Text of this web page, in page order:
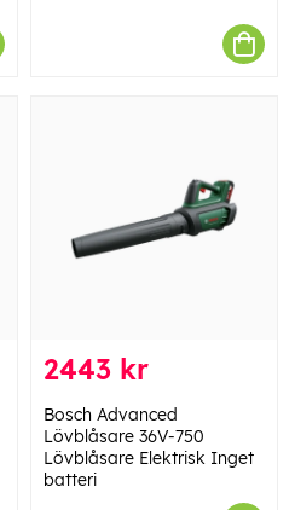
2443 kr
Bosch Advanced
Lövblåsare 36V-750
Lövblåsare Elektrisk Inget
batteri